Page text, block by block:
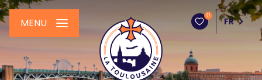
0
FR
MENU